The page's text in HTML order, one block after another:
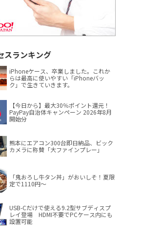
スランキング
iPhoneケース、卒業しました。これか
らは最高に使いやすい「iPhoneバッ
ク」で生きていきます。
【今日から】最大30％ポイント還元！
PayPay自治体キャンペーン 2026年8月
開始分
熊本にエアコン300台即日納品、ビック
カメラに称賛「大ファインプレー」
「鬼おろし牛タン丼」がおいしそ！夏限
定で1110円～
USB-Cだけで使える9.2型サブディスプ
レイ登場 HDMI不要でPCケース内にも
設置可能